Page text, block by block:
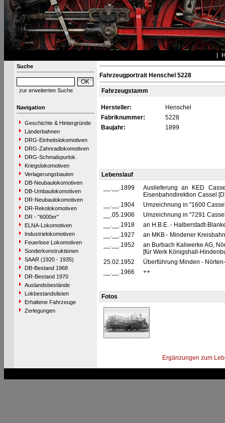
Suche
zur erweiterten Suche
Navigation
Geschichte & Hintergründe
Länderbahnen
DRG-Einheitslokomotiven
DRG-Zahnradlokomotiven
DRG-Schmalspurlok.
Kriegslokomotiven
Verlagerungsbauten
DB-Neubaulokomotiven
DB-Umbaulokomotiven
DR-Neubaulokomotiven
DR-Rekolokomotiven
DR - "6000er"
ELNA-Lokomotiven
Industrielokomotiven
Feuerlose Lokomotiven
Sonderkonstruktionen
SAAR (1920 - 1935)
DB-Bestand 1968
DR-Bestand 1970
Auslandsbestände
Lokbestandslisten
Erhaltene Fahrzeuge
Zerlegungen
Fahrzeugportrait Henschel 5228
Fahrzeugstamm
Hersteller:
Henschel
Fabriknummer:
5228
Baujahr:
1899
Lebenslauf
__.__.1899
Auslieferung an KED
Eisenbahndirektion Cassel
__.__.1904
Umzeichnung in "1600
__.05.1906
Umzeichnung in "7291
__.__.1918
an H.B.E. - Halberstadt-
__.__.1927
an MKB - Mindener
__.__.1952
an Burbach Kaliwerke AG,
[für Werk Königshall-
25.02.1952
Überführung Minden -
__.__.1966
++
Fotos
Ergänzungen zum